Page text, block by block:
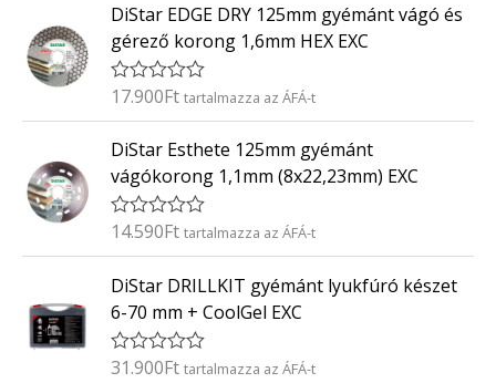
/
5
é
e
l
é
s
:
/
5
DiStar EDGE DRY 125mm gyémánt vágó és
gérező korong 1,6mm HEX EXC
É
é
e
l
s
:
/
5
17.900Ft tartalmazza az ÁFÁ-t
DiStar Esthete 125mm gyémánt
vágókorong 1,1mm (8x22,23mm) EXC
É
é
k
e
l
é
s
14.590Ft tartalmazza az ÁFÁ-t
DiStar DRILLKIT gyémánt lyukfúró készet
6-70 mm + CoolGel EXC
É
31.900Ft tartalmazza az ÁFÁ-t